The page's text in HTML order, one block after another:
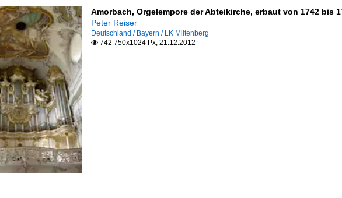
Amorbach, Orgelempore der Abteikirche, erbaut von 1742 bis
Peter Reiser
Deutschland / Bayern / LK Miltenberg
742 750x1024 Px, 21.12.2012